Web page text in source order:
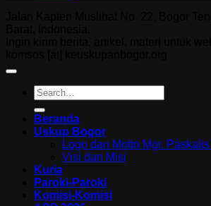
Beranda
Uskup Bogor
Logo dan Motto Mgr.
Visi dan Misi
Kuria
Paroki-Paroki
Komisi-Komisi